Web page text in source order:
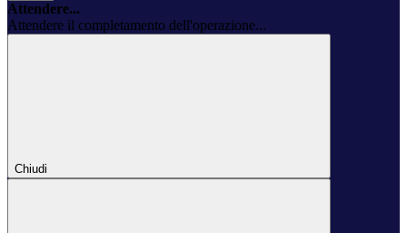
Attendere...
Attendere il completamento dell'operazione...
Chiudi